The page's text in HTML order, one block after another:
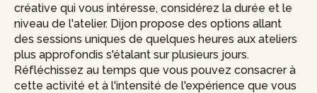
créative qui vous intéresse, considérez la durée et le
niveau de l'atelier. Dijon propose des options allant
des sessions uniques de quelques heures aux ateliers
plus approfondis s'étalant sur plusieurs jours.
Réfléchissez au temps que vous pouvez consacrer à
cette activité et à l'intensité de l'expérience que vous